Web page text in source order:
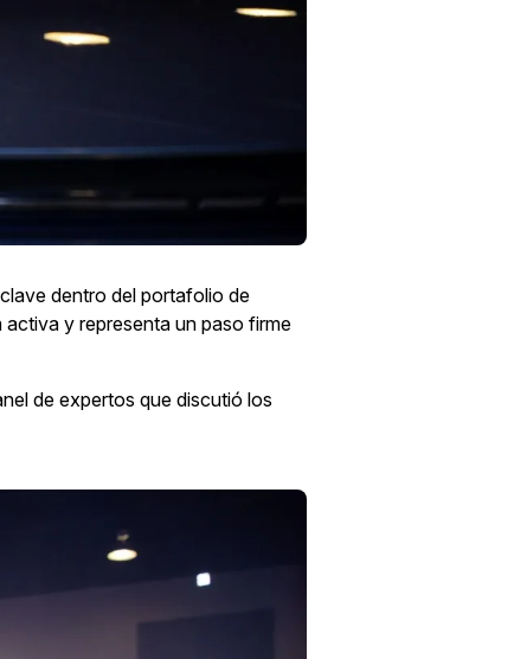
dentro del portafolio de
y representa un paso firme
de expertos que discutió los